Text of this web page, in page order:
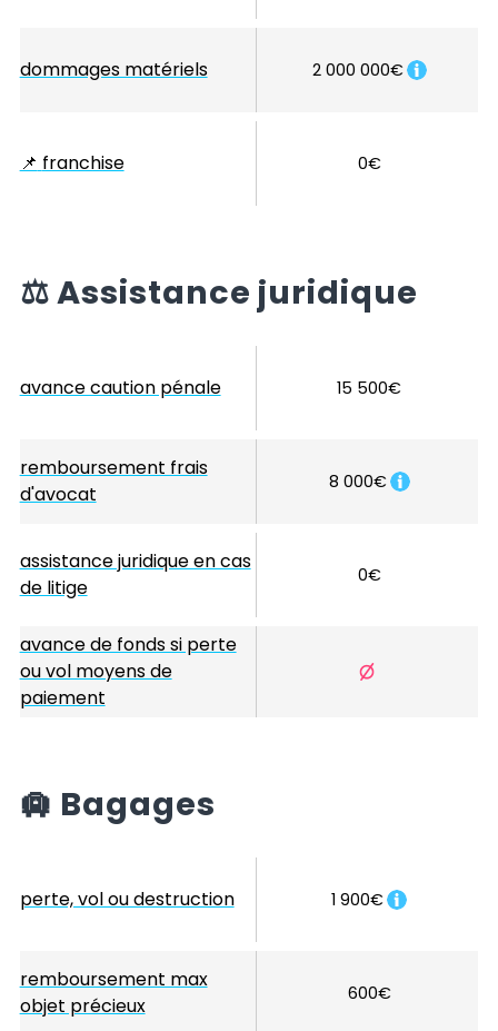
dommages matériels 2 000 000€
📌 franchise 0€
⚖️Assistance juridique
avance caution pénale 15 500€
remboursement frais
d'avocat
8 000€
assistance juridique en cas
de litige
0€
avance de fonds si perte
ou vol moyens de
paiement
🛄 Bagages
perte, vol ou destruction 1 900€
remboursement max
objet précieux
600€